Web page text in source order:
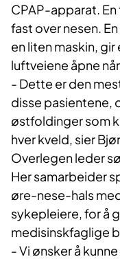
CPAP-apparat.
fast over nesen.
en liten maskin,
luftveiene åpne
- Dette er den
disse pasientene,
østfoldinger som
hver kveld, sier
Overlegen leder
Her samarbeider
øre-nese-hals
sykepleiere, for å
medisinskfaglige
- Vi ønsker å